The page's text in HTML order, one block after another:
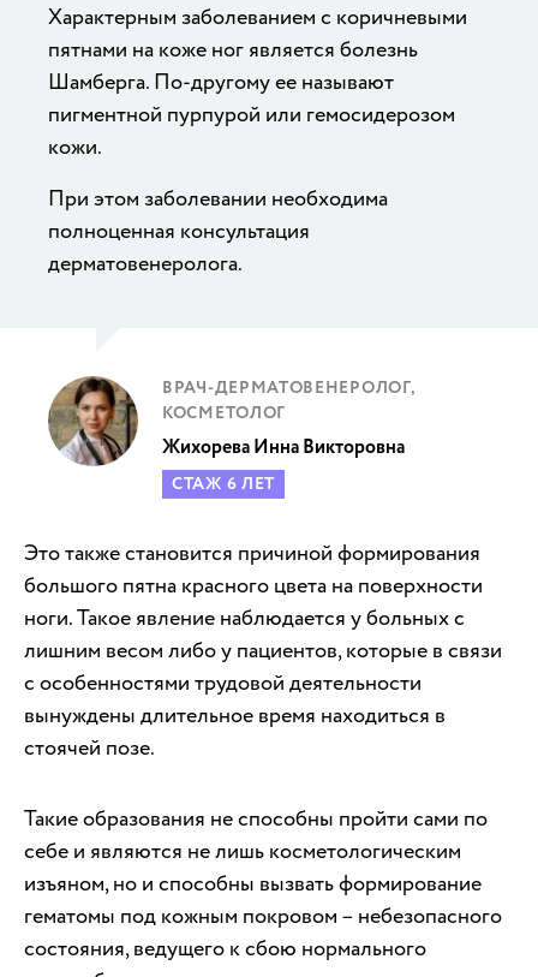
Характерным заболеванием с коричневыми
пятнами на коже ног является болезнь
Шамберга. По-другому ее называют
пигментной пурпурой или гемосидерозом
кожи.
При этом заболевании необходима
полноценная консультация
дерматовенеролога.
ВРАЧ-ДЕРМАТОВЕНЕРОЛОГ,
КОСМЕТОЛОГ
Жихорева Инна Викторовна
СТАЖ 6 ЛЕТ
Это также становится причиной формирования
большого пятна красного цвета на поверхности
ноги. Такое явление наблюдается у больных с
лишним весом либо у пациентов, которые в связи
с особенностями трудовой деятельности
вынуждены длительное время находиться в
стоячей позе.
Такие образования не способны пройти сами по
себе и являются не лишь косметологическим
изъяном, но и способны вызвать формирование
гематомы под кожным покровом – небезопасного
состояния, ведущего к сбою нормального